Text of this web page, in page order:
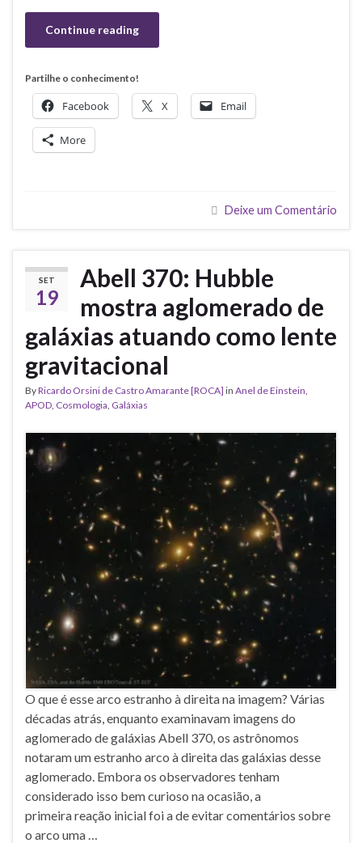
Continue reading
Partilhe o conhecimento!
Facebook X Email
More
Deixe um Comentário
SET
19
Abell 370: Hubble
mostra aglomerado de
galáxias atuando como lente
gravitacional
ByRicardo Orsini de Castro Amarante [ROCA] in Anel de Einstein
APOD Cosmologia Galáxias
O que é esse arco estranho à direita na imagem? Várias
décadas atrás, enquanto examinavam imagens do
aglomerado de galáxias Abell 370, os astrônomos
notaram um estranho arco à direita das galáxias desse
aglomerado. Embora os observadores tenham
considerado isso bem curioso na ocasião, a
primeira reação inicial foi a de evitar comentários sobre
o arco uma …